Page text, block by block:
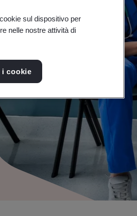
sul dispositivo per
nelle nostre attività di
cookie